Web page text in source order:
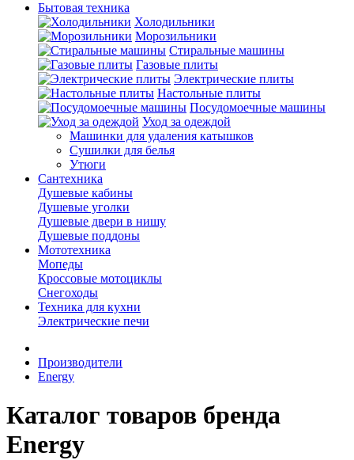
Бытовая техника
Холодильники
Морозильники
Стиральные машины
Газовые плиты
Электрические плиты
Настольные плиты
Посудомоечные машины
Уход за одеждой
Машинки для удаления катышков
Сушилки для белья
Утюги
Сантехника
Душевые кабины
Душевые уголки
Душевые двери в нишу
Душевые поддоны
Мототехника
Мопеды
Кроссовые мотоциклы
Снегоходы
Техника для кухни
Электрические печи
Производители
Energy
Каталог товаров бренда
Energy